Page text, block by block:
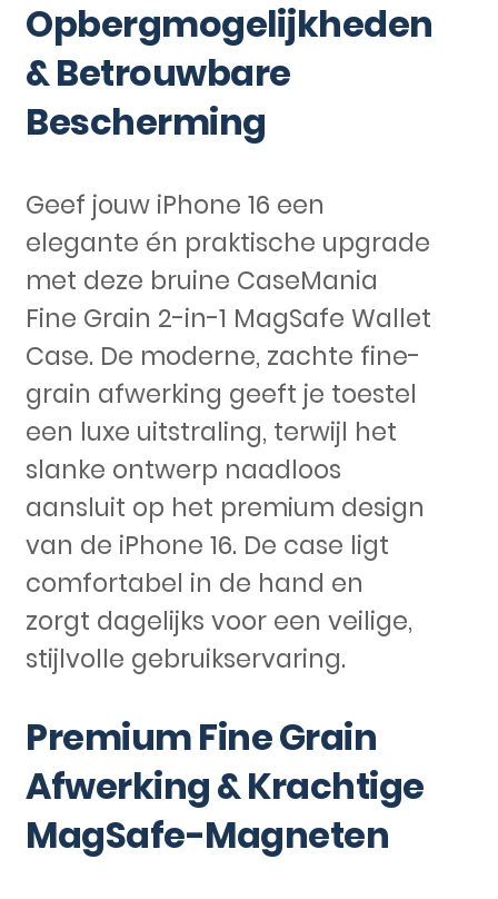
Opbergmogelijkheden
& Betrouwbare
Bescherming
Geef jouw iPhone 16 een
elegante én praktische upgrade
met deze bruine CaseMania
Fine Grain 2-in-1 MagSafe Wallet
Case. De moderne, zachte fine-
grain afwerking geeft je toestel
een luxe uitstraling, terwijl het
slanke ontwerp naadloos
aansluit op het premium design
van de iPhone 16. De case ligt
comfortabel in de hand en
zorgt dagelijks voor een veilige,
stijlvolle gebruikservaring.
Premium Fine Grain
Afwerking & Krachtige
MagSafe-Magneten